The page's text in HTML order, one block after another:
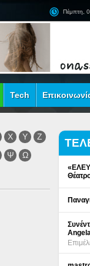
Πέμπτη,
Tech
X Y
Z
Ψ
Ω